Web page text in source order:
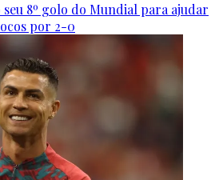
8º golo do Mundial para ajudar
por 2-0